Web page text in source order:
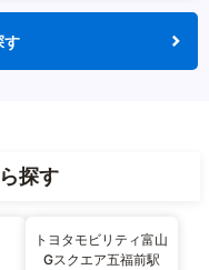
す
探す
トヨタモビリティ富山
Gスクエア五福前駅